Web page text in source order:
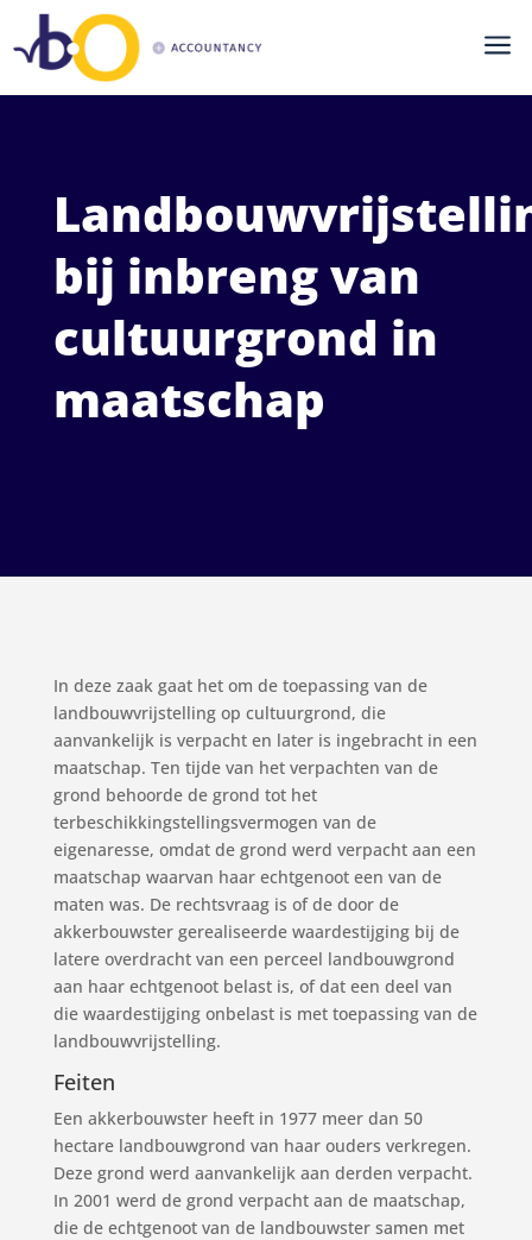
a
bij inbreng van
cultuurgrond in
maatschap
In deze zaak gaat het om de toepassing van de
landbouwvrijstelling op cultuurgrond, die
aanvankelijk is verpacht en later is ingebracht in een
maatschap. Ten tijde van het verpachten van de
grond behoorde de grond tot het
terbeschikkingstellingsvermogen van de
eigenaresse, omdat de grond werd verpacht aan een
maatschap waarvan haar echtgenoot een van de
maten was. De rechtsvraag is of de door de
akkerbouwster gerealiseerde waardestijging bij de
latere overdracht van een perceel landbouwgrond
aan haar echtgenoot belast is, of dat een deel van
die waardestijging onbelast is met toepassing van de
landbouwvrijstelling.
Feiten
Een akkerbouwster heeft in 1977 meer dan 50
hectare landbouwgrond van haar ouders verkregen.
Deze grond werd aanvankelijk aan derden verpacht.
In 2001 werd de grond verpacht aan de maatschap,
die de echtgenoot van de landbouwster samen met